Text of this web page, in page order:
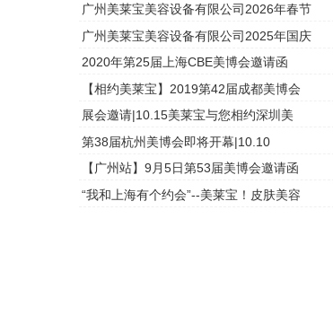
广州美莱宝美容设备有限公司2026年春节
广州美莱宝美容设备有限公司2025年国庆
2020年第25届上海CBE美博会邀请函
【相约美莱宝】2019第42届成都美博会
展会邀请|10.15美莱宝与您相约深圳美
第38届杭州美博会即将开幕|10.10
【广州站】9月5日第53届美博会邀请函
“我和上海有个约会”--美莱宝！皮肤美容